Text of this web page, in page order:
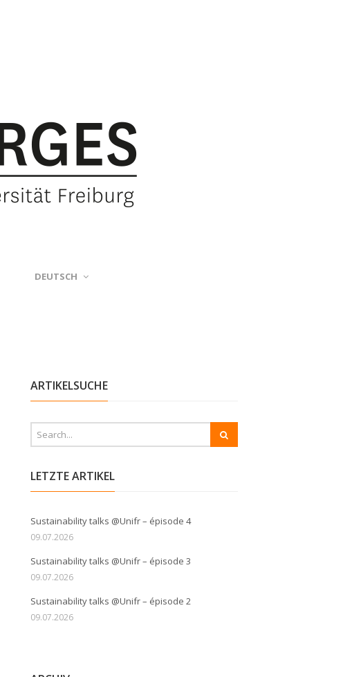
DEUTSCH
ARTIKELSUCHE
LETZTE ARTIKEL
Sustainability talks @Unifr – épisode 4
09.07.2026
Sustainability talks @Unifr – épisode 3
09.07.2026
Sustainability talks @Unifr – épisode 2
09.07.2026